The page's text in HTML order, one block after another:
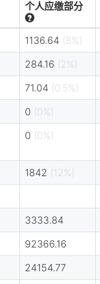
个人应缴部分
1136.64 (8%)
284.16 (2%)
71.04 (0.5%)
0 (0%)
0 (0%)
1842 (12%)
3333.84
92366.16
24154.77